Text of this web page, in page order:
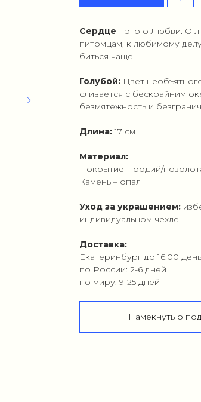
Сердце – это о Любви. О
питомцам, к любимому
биться чаще.
Голубой: Цвет
сливается с бескрайним
безмятежность и
Длина:17 см
Материал:
Покрытие – родий/
Камень – опал
Уход за украшением:
индивидуальном чехле.
Доставка:
Екатеринбург до 16:00
по России: 2-6 дней
по миру: 9-25 дней
Намекнуть о